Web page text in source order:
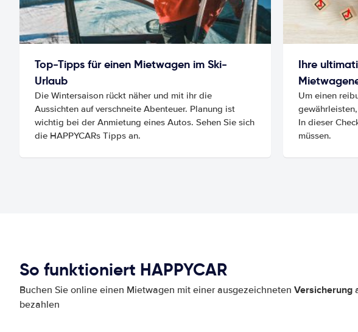
Top-Tipps für einen Mietwagen im Ski-
Urlaub
Die Wintersaison rückt näher und mit ihr die
Aussichten auf verschneite Abenteuer. Planung ist
wichtig bei der Anmietung eines Autos. Sehen Sie sich
die HAPPYCARs Tipps an.
Ihre
Um einen
In dieser
müssen.
So funktioniert HAPPYCAR
Buchen Sie online einen Mietwagen mit einer ausgezeichneten Versicherung
bezahlen